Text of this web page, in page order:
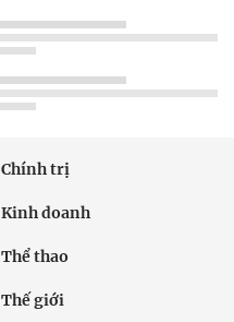
Chính trị
Kinh doanh
Thể thao
Thế giới